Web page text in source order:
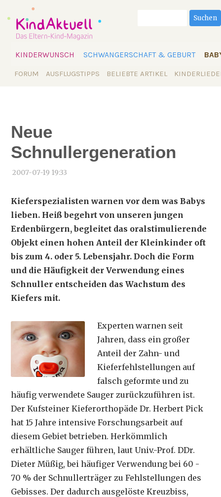
überspringen
KINDERWUNSCH SCHWANGERSCHAFT & GEBURT
Navigation
FORUM AUSFLUGSTIPPS BELIEBTE ARTIKEL
Suchen
Neue
Schnullergeneration
2007-07-19 19:33
Kieferspezialisten warnen vor dem was Babys
lieben. Heiß begehrt von unseren jungen
Erdenbürgern, begleitet das oralstimulierende
Objekt einen hohen Anteil der Kleinkinder oft
bis zum 4. oder 5. Lebensjahr. Doch die Form
und die Häufigkeit der Verwendung eines
Schnuller entscheiden das Wachstum des
Kiefers mit.
Experten warnen seit
Jahren, dass ein großer
Anteil der Zahn- und
Kieferfehlstellungen auf
falsch geformte und zu
häufig verwendete Sauger zurückzuführen ist.
Der Kufsteiner Kieferorthopäde Dr. Herbert Pick
hat 15 Jahre intensive Forschungsarbeit auf
diesem Gebiet betrieben. Herkömmlich
erhältliche Sauger führen, laut Univ.-Prof. DDr.
Dieter Müßig, bei häufiger Verwendung bei 60 -
70 % der Schnullerträger zu Fehlstellungen des
Gebisses. Der dadurch ausgelöste Kreuzbiss,